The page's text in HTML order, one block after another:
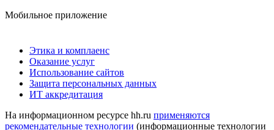
Мобильное приложение
Этика и комплаенс
Оказание услуг
Использование сайтов
Защита персональных данных
ИТ аккредитация
На информационном ресурсе hh.ru применяются
рекомендательные технологии (информационные технологии